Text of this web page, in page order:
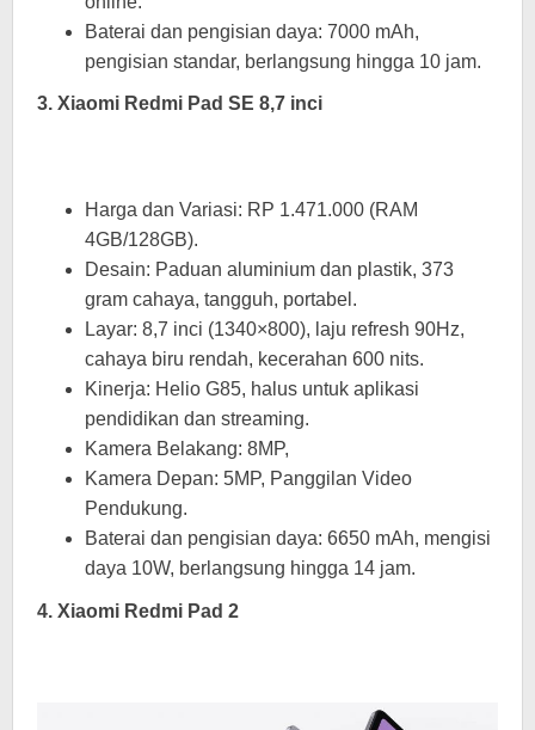
Baterai dan pengisian daya: 7000 mAh,
pengisian standar, berlangsung hingga 10 jam.
3. Xiaomi Redmi Pad SE 8,7 inci
Harga dan Variasi: RP 1.471.000 (RAM
4GB/128GB).
Desain: Paduan aluminium dan plastik, 373
gram cahaya, tangguh, portabel.
Layar: 8,7 inci (1340×800), laju refresh 90Hz,
cahaya biru rendah, kecerahan 600 nits.
Kinerja: Helio G85, halus untuk aplikasi
pendidikan dan streaming.
Kamera Belakang: 8MP,
Kamera Depan: 5MP, Panggilan Video
Pendukung.
Baterai dan pengisian daya: 6650 mAh, mengisi
daya 10W, berlangsung hingga 14 jam.
4. Xiaomi Redmi Pad 2